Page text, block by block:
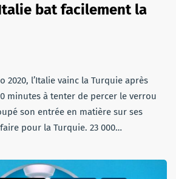
bat facilement la
2020, l’Italie vainc la Turquie après
minutes à tenter de percer le verrou
son entrée en matière sur ses
pour la Turquie. 23 000…